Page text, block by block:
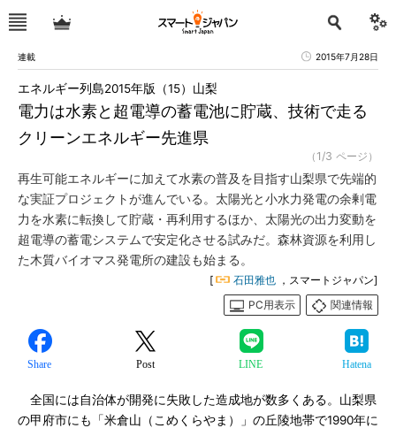
連載 2015年7月28日
電力は水素と超電導の蓄電池に貯蔵、技術で走る
クリーンエネルギー先進県
エネルギー列島2015年版（15）山梨
（1/3 ページ）
再生可能エネルギーに加えて水素の普及を目指す山梨県で先端的
な実証プロジェクトが進んでいる。太陽光と小水力発電の余剰電
力を水素に転換して貯蔵・再利用するほか、太陽光の出力変動を
超電導の蓄電システムで安定化させる試みだ。森林資源を利用し
た木質バイオマス発電所の建設も始まる。
[ 石田雅也 ，スマートジャパン]
PC用表示
関連情報
Share Post LINE Hatena
全国には自治体が開発に失敗した造成地が数多くある。山梨県
の甲府市にも「米倉山（こめくらやま）」の丘陵地帯で1990年に